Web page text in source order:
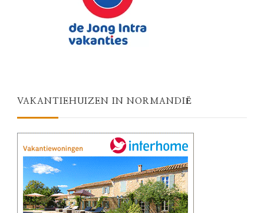
VAKANTIEHUIZEN IN NORMANDIË